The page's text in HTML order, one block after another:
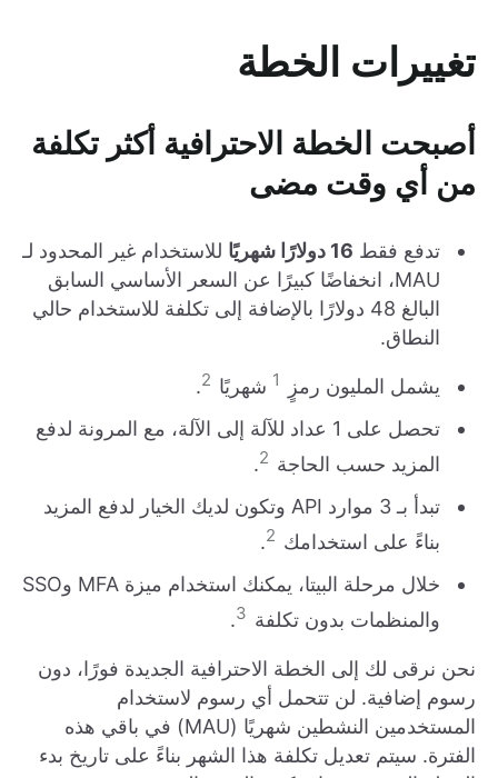
تغييرات الخطة
أصبحت الخطة الاحترافية أكثر تكلفة
من أي وقت مضى
تدفع فقط 16 دولارًا شهريًا
للاستخدام غير المحدود لـ
MAU، انخفاضًا كبيرًا عن السعر الأساسي السابق
البالغ 48 دولارًا بالإضافة إلى تكلفة للاستخدام حالي
النطاق.
يشمل المليون رمزٍ 1 شهريًا 2
.
تحصل على 1 عداد للآلة إلى الآلة، مع المرونة لدفع
المزيد حسب الحاجة 2
.
تبدأ بـ 3 موارد API وتكون لديك الخيار لدفع المزيد
بناءً على استخدامك 2
.
خلال مرحلة البيتا، يمكنك استخدام ميزة MFA وSSO
والمنظمات بدون تكلفة 3
.
نحن نرقى لك إلى الخطة الاحترافية الجديدة فورًا، دون
رسوم إضافية. لن تتحمل أي رسوم لاستخدام
المستخدمين النشطين شهريًا (MAU) في باقي هذه
الفترة. سيتم تعديل تكلفة هذا الشهر بناءً على تاريخ بدء